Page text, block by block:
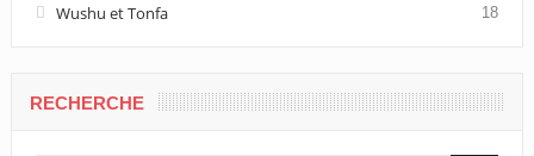
Wushu et Tonfa 18
RECHERCHE